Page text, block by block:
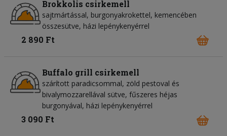
Brokkolis csirkemell
sajtmártással, burgonyakrokettel, kemencében
összesütve, házi lepénykenyérrel
2 890 Ft
Buffalo grill csirkemell
szárított paradicsommal, zöld pestoval és
bivalymozzarellával sütve, fűszeres héjas
burgonyával, házi lepénykenyérrel
3 090 Ft